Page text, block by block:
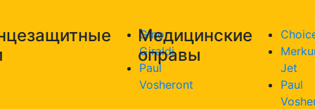
Gino
Giraldi
Paul
Vosheront
Медицинские
оправы
Jet
Paul